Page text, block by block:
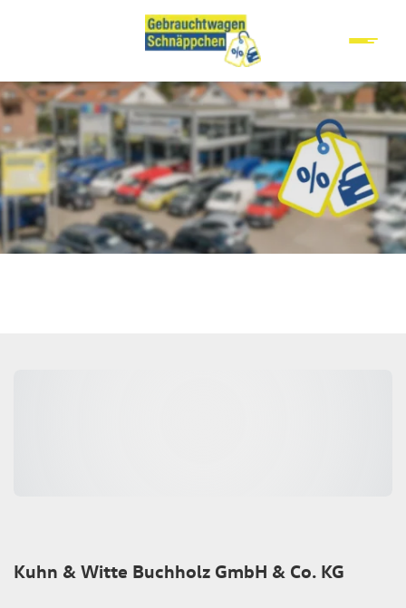
Kuhn & Witte Buchholz GmbH & Co. KG